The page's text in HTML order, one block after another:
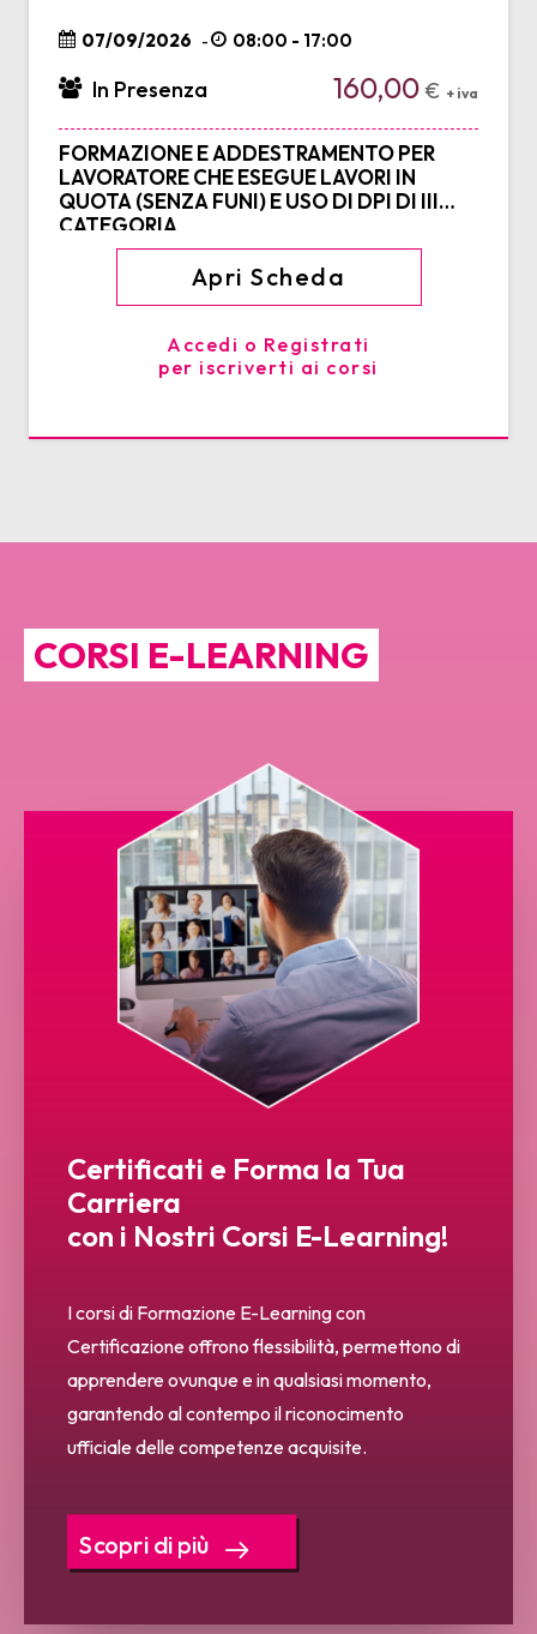
07/09/2026 - 08:00 - 17:00
160,00€ + iva
In Presenza
FORMAZIONE E ADDESTRAMENTO PER
LAVORATORE CHE ESEGUE LAVORI IN
QUOTA (SENZA FUNI) E USO DI DPI DI III
CATEGORIA
Apri Scheda
Accedi o Registrati
per iscriverti ai corsi
CORSI E-LEARNING
Certificati e Forma la Tua
Carriera
con i Nostri Corsi E-Learning!
I corsi di Formazione E-Learning con
Certificazione offrono flessibilità, permettono di
apprendere ovunque e in qualsiasi momento,
garantendo al contempo il riconocimento
ufficiale delle competenze acquisite.
Scopri di più